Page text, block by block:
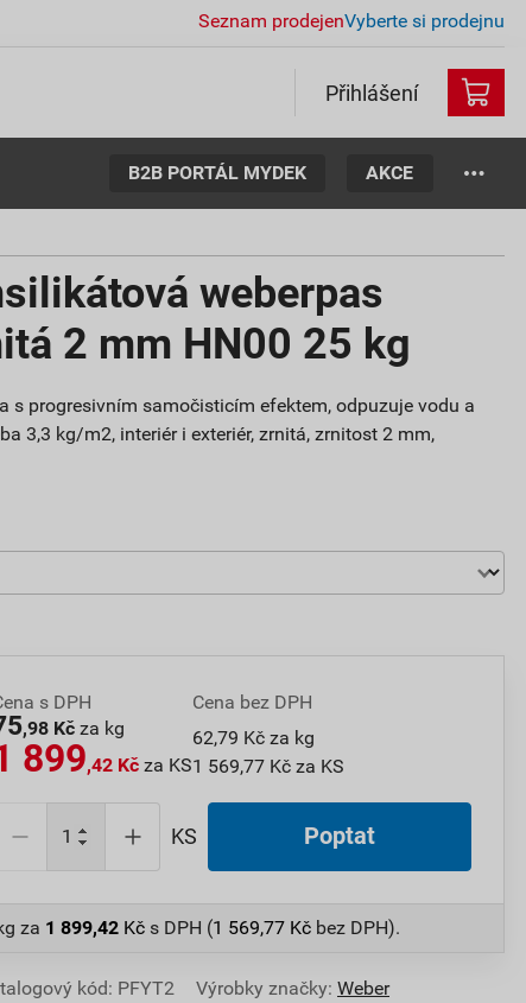
Seznam prodejenVyberte si prodejnu
Přihlášení
B2B PORTÁL MYDEK AKCE
weberpas
2 mm HN00 25 kg
progresivním samočisticím efektem, odpuzuje vodu a
3,3 kg/m2, interiér i exteriér, zrnitá, zrnitost 2 mm,
s DPH
,98 Kč za kg
899,42 Kč za KS
Cena bez DPH
62,79 Kč za kg
1 569,77 Kč za KS
KS Poptat
za 1 899,42 Kč s DPH (1 569,77 Kč bez DPH).
kód: PFYT2 Výrobky značky: Weber